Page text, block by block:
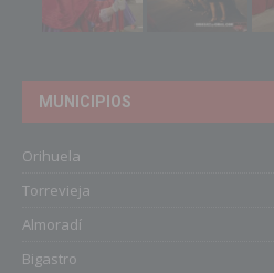
MUNICIPIOS
Orihuela
Torrevieja
Almoradí
Bigastro